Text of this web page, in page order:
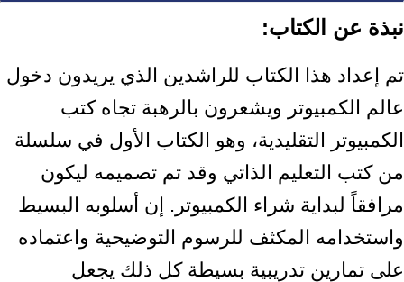
نبذة عن الكتاب:
تم إعداد هذا الكتاب للراشدين الذي يريدون دخول
عالم الكمبيوتر ويشعرون بالرهبة تجاه كتب
الكمبيوتر التقليدية، وهو الكتاب الأول في سلسلة
من كتب التعليم الذاتي وقد تم تصميمه ليكون
مرافقاً لبداية شراء الكمبيوتر. إن أسلوبه البسيط
واستخدامه المكثف للرسوم التوضيحية واعتماده
على تمارين تدريبية بسيطة كل ذلك يجعل